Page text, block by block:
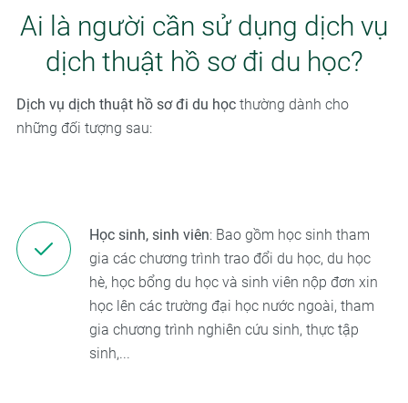
Ai là người cần sử dụng dịch vụ
dịch thuật hồ sơ đi du học?
Dịch vụ dịch thuật hồ sơ đi du họcthường dành cho
những đối tượng sau:
Học sinh, sinh viên: Bao gồm học sinh tham
gia các chương trình trao đổi du học, du học
hè, học bổng du học và sinh viên nộp đơn xin
học lên các trường đại học nước ngoài, tham
gia chương trình nghiên cứu sinh, thực tập
sinh,...